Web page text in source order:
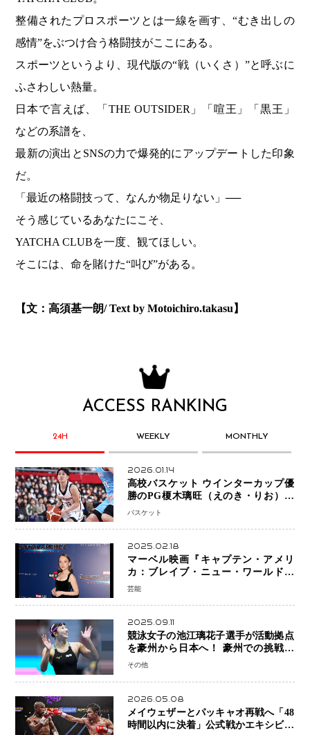
整備されたプロスポーツとは一線を画す、“むき出しの
感情”をぶつけ合う格闘技がここにある。
スポーツというより、現代版の“戦（いくさ）”と呼ぶに
ふさわしい熱量。
日本で言えば、「THE OUTSIDER」「喧王」「黒王」
などの系譜を、
最新の演出とSNSの力で爆発的にアップデートした印象
だ。
「最近の格闘技って、なんか物足りない」──
そう感じているあなたにこそ、
YATCHA CLUBを一度、観てほしい。
そこには、命を賭けた“叫び”がある。
【文：高須基一朗/ Text by Motoichiro.takasu】
ACCESS RANKING
24H WEEKLY MONTHLY
2026.01.14
高校バスケット ウインターカップ優
勝のPG榎木璃旺（えのき・りお）が
プロの現場へ―。
バスケット
2025.02.18
マーベル映画『キャプテン・アメリ
カ：ブレイブ・ニュー・ワールド』
新ブラック・ウィドウ役のシラ・ハー
芸能
2025.09.11
競泳女子の池江璃花子選手が活動拠点
を豪州から日本へ！ 豪州での挑戦を
糧に、28年ロサンゼルス五輪へ再始動
その他
2026.05.08
メイウェザーとパッキャオ再戦へ「48
時間以内に決着」公式戦かエキシビシ